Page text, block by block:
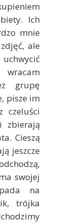
Ich
mnie
ale
grupę
pisze im
czeluści
zbierają
Cieszą
jeszcze
swojej
na
trójka